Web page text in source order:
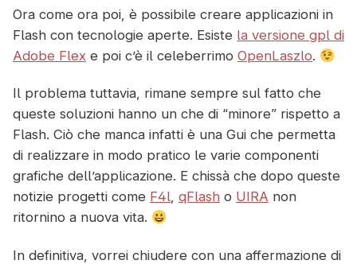
Ora come ora poi, è possibile creare applicazioni in
Flash con tecnologie aperte. Esiste la versione gpl di
Adobe Flex e poi c’è il celeberrimo OpenLaszlo.
Il problema tuttavia, rimane sempre sul fatto che
queste soluzioni hanno un che di “minore” rispetto a
Flash. Ciò che manca infatti è una Gui che permetta
di realizzare in modo pratico le varie componenti
grafiche dell’applicazione. E chissà che dopo queste
notizie progetti come F4l, qFlash o UIRA non
ritornino a nuova vita.
In definitiva, vorrei chiudere con una affermazione di